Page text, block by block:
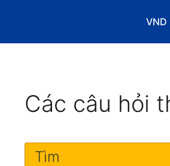
VND
Các câu hỏi
Tìm